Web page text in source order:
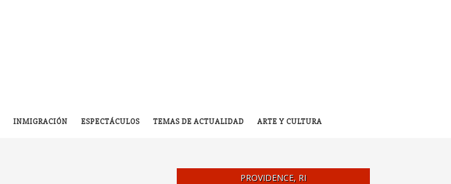
INMIGRACIÓN ESPECTÁCULOS TEMAS DE ACTUALIDAD ARTE Y CULTURA
PROVIDENCE, RI